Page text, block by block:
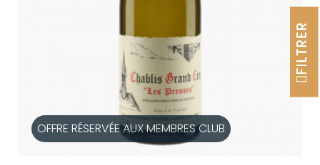
OFFRE RÉSERVÉE AUX MEMBRES CLUB
FILTRER